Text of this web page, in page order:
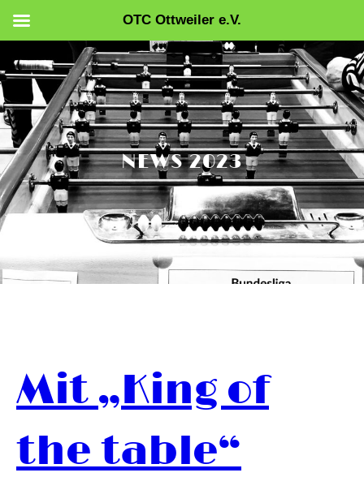
Inhalt
springen
NEWS 2023
Mit „King of
the table“
OTC Ottweiler e.V.